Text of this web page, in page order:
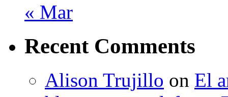
« Mar
Recent Comments
Alison Trujillo on El